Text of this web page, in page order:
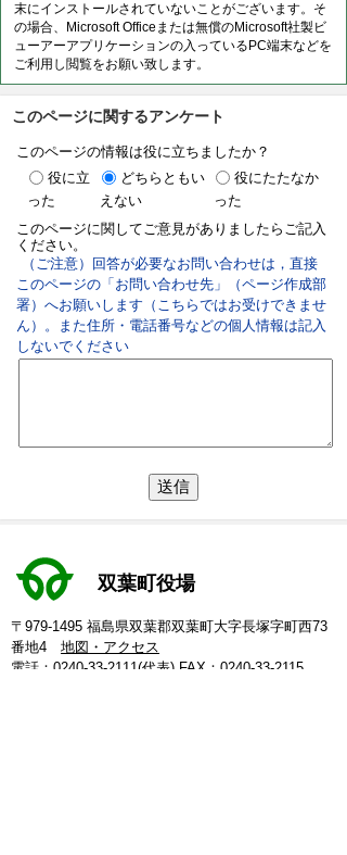
末にインストールされていないことがございます。そ
の場合、Microsoft Officeまたは無償のMicrosoft社製ビ
ューアーアプリケーションの入っているPC端末などを
ご利用し閲覧をお願い致します。
このページに関するアンケート
このページの情報は役に立ちましたか？
役に立
った
どちらともい
えない
役にたたなか
った
このページに関してご意見がありましたらご記入
ください。
（ご注意）回答が必要なお問い合わせは，直接
このページの「お問い合わせ先」（ページ作成部
署）へお願いします（こちらではお受けできませ
ん）。また住所・電話番号などの個人情報は記入
しないでください
双葉町役場
〒979-1495 福島県双葉郡双葉町大字長塚字町西73
番地4 地図・アクセス
電話： 0240-33-2111(代表) FAX：0240-33-2115